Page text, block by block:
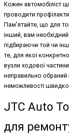
Кожен автомобіліст
проводити
Пам'ятайте, що для
інший, вам
підбираючи той чи
те, для якої
вузли ходової
неправильно обраний
неможливості швидко
JTC Auto
для